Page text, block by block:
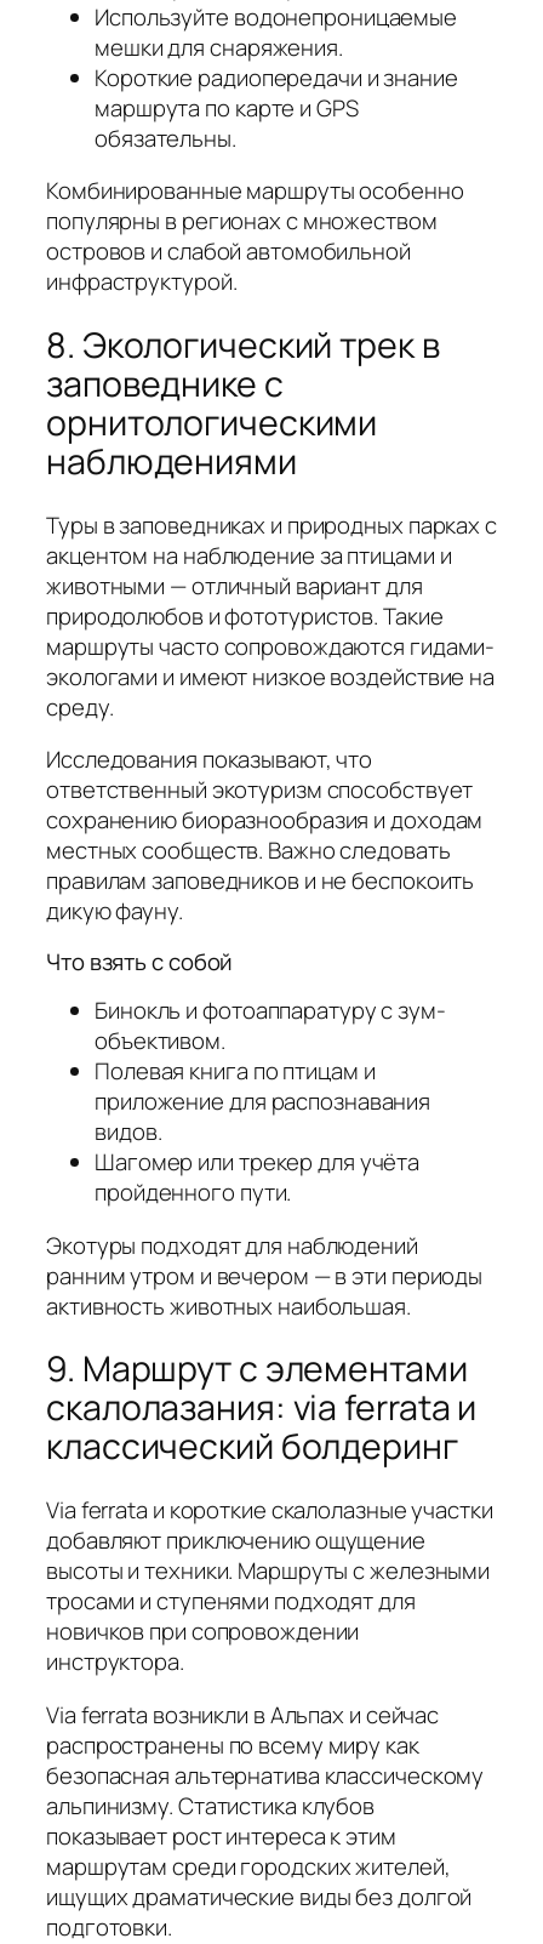
Используйте водонепроницаемые
мешки для снаряжения.
Короткие радиопередачи и знание
маршрута по карте и GPS
обязательны.
Комбинированные маршруты особенно
популярны в регионах с множеством
островов и слабой автомобильной
инфраструктурой.
8. Экологический трек в
заповеднике с
орнитологическими
наблюдениями
Туры в заповедниках и природных парках с
акцентом на наблюдение за птицами и
животными — отличный вариант для
природолюбов и фототуристов. Такие
маршруты часто сопровождаются гидами-
экологами и имеют низкое воздействие на
среду.
Исследования показывают, что
ответственный экотуризм способствует
сохранению биоразнообразия и доходам
местных сообществ. Важно следовать
правилам заповедников и не беспокоить
дикую фауну.
Что взять с собой
Бинокль и фотоаппаратуру с зум-
объективом.
Полевая книга по птицам и
приложение для распознавания
видов.
Шагомер или трекер для учёта
пройденного пути.
Экотуры подходят для наблюдений
ранним утром и вечером — в эти периоды
активность животных наибольшая.
9. Маршрут с элементами
скалолазания: via ferrata и
классический болдеринг
Via ferrata и короткие скалолазные участки
добавляют приключению ощущение
высоты и техники. Маршруты с железными
тросами и ступенями подходят для
новичков при сопровождении
инструктора.
Via ferrata возникли в Альпах и сейчас
распространены по всему миру как
безопасная альтернатива классическому
альпинизму. Статистика клубов
показывает рост интереса к этим
маршрутам среди городских жителей,
ищущих драматические виды без долгой
подготовки.